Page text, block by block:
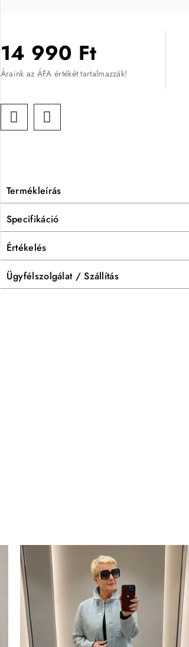
14 990 Ft
Áraink az ÁFA értékét tartalmazzák!
Termékleírás
Specifikáció
Értékelés
Ügyfélszolgálat / Szállítás